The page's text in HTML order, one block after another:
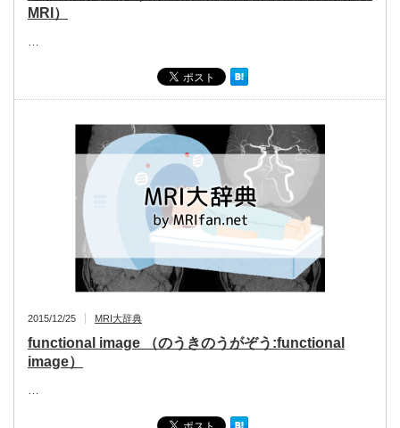
MRI）
…
2015/12/25 MRI大辞典
functional image （のうきのうがぞう:functional
image）
…